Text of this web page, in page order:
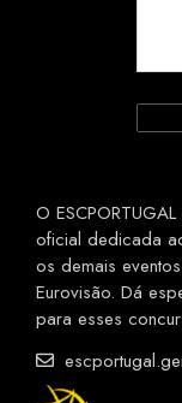
O
oficial dedicada
os demais
Eurovisão. Dá
para esses